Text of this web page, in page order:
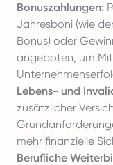
Bonuszahlungen:
Jahresboni (wie
Bonus) oder
angeboten, um
Lebens- und
zusätzlicher
mehr finanzielle
Berufliche